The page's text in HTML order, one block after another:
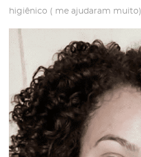
higiênico ( me ajudaram muito).